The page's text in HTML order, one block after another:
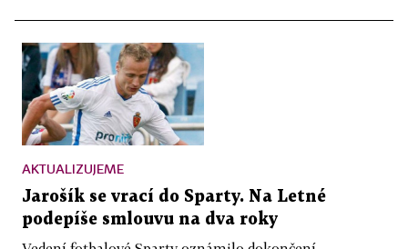
AKTUALIZUJEME
Jarošík se vrací do Sparty. Na Letné
podepíše smlouvu na dva roky